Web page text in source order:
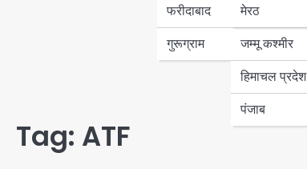
फरीदाबाद
गुरूग्राम
मेरठ
हरियाणा
जम्मू कश्मीर
हिमाचल प्रदेश
पंजाब
Tag: ATF